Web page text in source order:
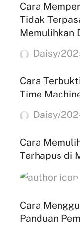
Cara
Tidak
Memulihkan
Daisy/
Cara
Time
Daisy/
Cara
Terhapus di
Cara
Panduan